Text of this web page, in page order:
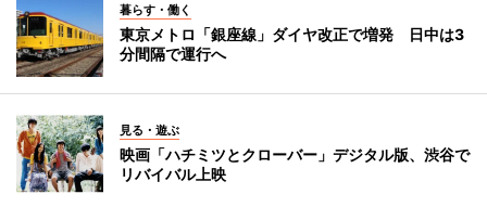
暮らす・働く
東京メトロ「銀座線」ダイヤ改正で増発 日中は3
分間隔で運行へ
見る・遊ぶ
映画「ハチミツとクローバー」デジタル版、渋谷で
リバイバル上映